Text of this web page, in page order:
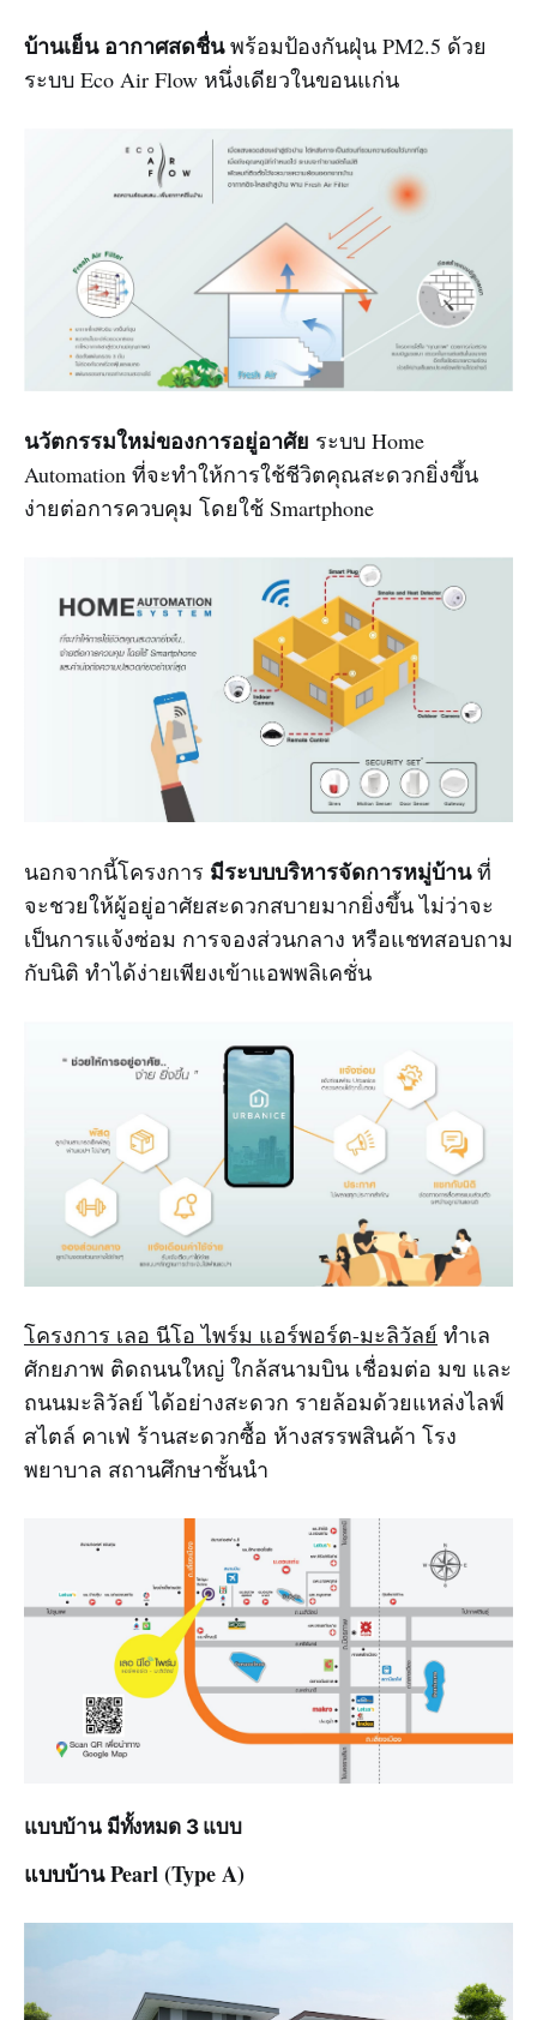
บ้านเย็น อากาศสดชื่นพร้อมป้องกันฝุ่น PM2.5 ด้วย
ระบบ Eco Air Flow หนึ่งเดียวในขอนแก่น
นวัตกรรมใหม่ของการอยู่อาศัย ระบบ Home
Automation ที่จะทำให้การใช้ชีวิตคุณสะดวกยิ่งขึ้น
ง่ายต่อการควบคุม โดยใช้ Smartphone
นอกจากนี้โครงการ มีระบบบริหารจัดการหมู่บ้านที่
จะชวยให้ผู้อยู่อาศัยสะดวกสบายมากยิ่งขึ้น ไม่ว่าจะ
เป็นการแจ้งซ่อม การจองส่วนกลาง หรือแชทสอบถาม
กับนิติ ทำได้ง่ายเพียงเข้าแอพพลิเคชั่น
โครงการ เลอ นีโอ ไพร์ม แอร์พอร์ต-มะลิวัลย์ ทำเล
ศักยภาพ ติดถนนใหญ่ ใกล้สนามบิน เชื่อมต่อ มข และ
ถนนมะลิวัลย์ ได้อย่างสะดวก รายล้อมด้วยแหล่งไลฟ์
สไตล์ คาเฟ่ ร้านสะดวกซื้อ ห้างสรรพสินค้า โรง
พยาบาล สถานศึกษาชั้นนำ
แบบบ้าน มีทั้งหมด 3 แบบ
แบบบ้าน Pearl (Type A)